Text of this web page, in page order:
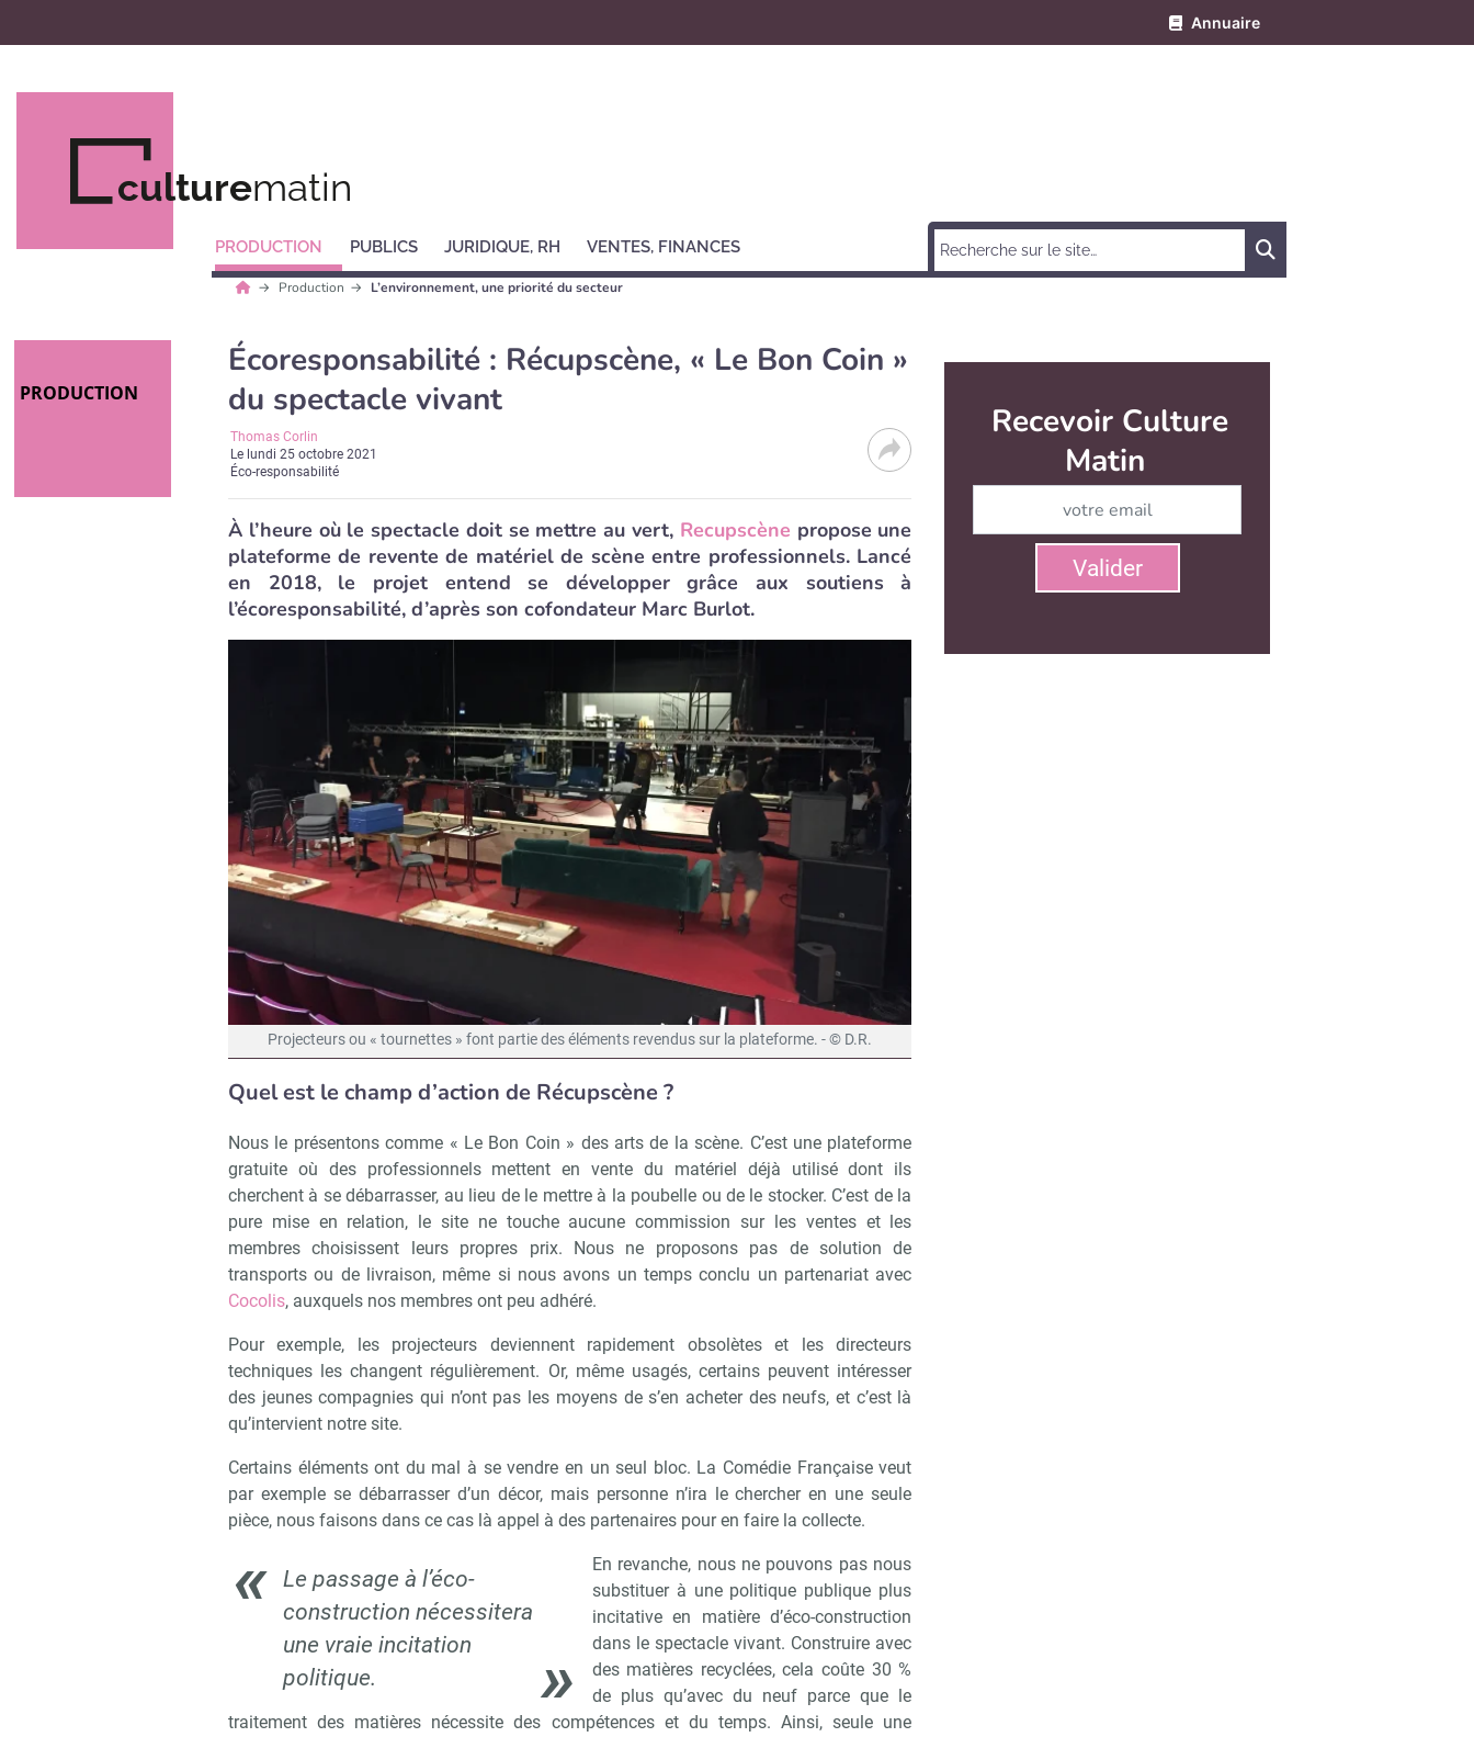
Annuaire
culturematin
PRODUCTION PUBLICS JURIDIQUE, RH VENTES, FINANCES
Production L’environnement, une priorité du secteur
PRODUCTION
Écoresponsabilité : Récupscène, « Le Bon Coin »
du spectacle vivant
Thomas Corlin
Le lundi 25 octobre 2021
Éco-responsabilité
À l’heure où le spectacle doit se mettre au vert, Recupscène propose une
plateforme de revente de matériel de scène entre professionnels. Lancé
en 2018, le projet entend se développer grâce aux soutiens à
l’écoresponsabilité, d’après son cofondateur Marc Burlot.
Projecteurs ou « tournettes » font partie des éléments revendus sur la plateforme. - © D.R.
Quel est le champ d’action de Récupscène ?
Nous le présentons comme « Le Bon Coin » des arts de la scène. C’est une plateforme
gratuite où des professionnels mettent en vente du matériel déjà utilisé dont ils
cherchent à se débarrasser, au lieu de le mettre à la poubelle ou de le stocker. C’est de la
pure mise en relation, le site ne touche aucune commission sur les ventes et les
membres choisissent leurs propres prix. Nous ne proposons pas de solution de
transports ou de livraison, même si nous avons un temps conclu un partenariat avec
Cocolis, auxquels nos membres ont peu adhéré.
Pour exemple, les projecteurs deviennent rapidement obsolètes et les directeurs
techniques les changent régulièrement. Or, même usagés, certains peuvent intéresser
des jeunes compagnies qui n’ont pas les moyens de s’en acheter des neufs, et c’est là
qu’intervient notre site.
Certains éléments ont du mal à se vendre en un seul bloc. La Comédie Française veut
par exemple se débarrasser d’un décor, mais personne n’ira le chercher en une seule
pièce, nous faisons dans ce cas là appel à des partenaires pour en faire la collecte.
Le passage à l’éco-
construction nécessitera
une vraie incitation
politique.
En revanche, nous ne pouvons pas nous
substituer à une politique publique plus
incitative en matière d’éco-construction
dans le spectacle vivant. Construire avec
des matières recyclées, cela coûte 30 %
de plus qu’avec du neuf parce que le
traitement des matières nécessite des compétences et du temps. Ainsi, seule une